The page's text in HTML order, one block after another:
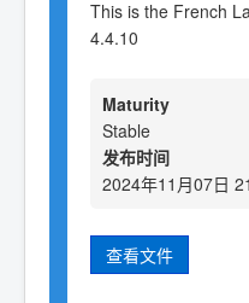
This is the French
4.4.10
Maturity
Stable
发布时间
2024年11月07日
查看文件